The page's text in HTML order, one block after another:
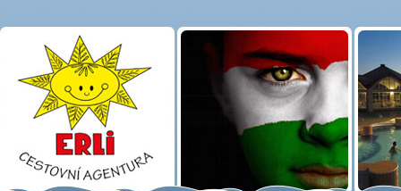
Atlas zemí - Estonsko |
Cestovní kancelář
ERLI zájezdy
Maďarsko, dovolená v
Maďarsku, pobyty,